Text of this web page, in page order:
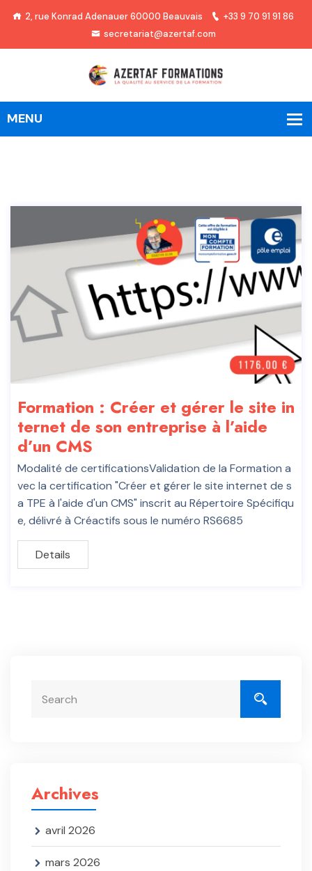
2, rue Konrad Adenauer 60000 Beauvais
+33 9 70 91 91 86
secretariat@azertaf.com
Formation : Créer et gérer le site in
ternet de son entreprise à l’aide
d’un CMS
Modalité de certificationsValidation de la Formation a
vec la certification "Créer et gérer le site internet de s
a TPE à l'aide d'un CMS" inscrit au Répertoire Spécifiqu
e, délivré à Créactifs sous le numéro RS6685
Details
Archives
avril 2026
mars 2026